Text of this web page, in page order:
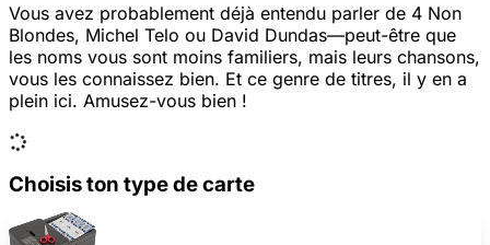
Vous avez probablement déjà entendu parler de 4 Non
Blondes, Michel Telo ou David Dundas—peut-être que
les noms vous sont moins familiers, mais leurs chansons,
vous les connaissez bien. Et ce genre de titres, il y en a
plein ici. Amusez-vous bien !
Choisis ton type de carte